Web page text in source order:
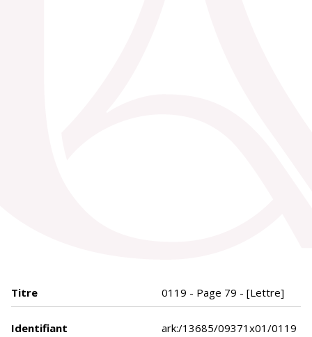
Titre 0119 - Page 79 - [Lettre]
Identifiant ark:/13685/09371x01/0119